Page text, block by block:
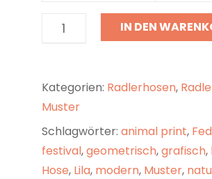
BOLD
IN DEN
Kategorien: Radlerhosen,
Muster
Schlagwörter: animal print,
festival,geometrisch,grafisch,
Hose, Lila, modern, Muster,